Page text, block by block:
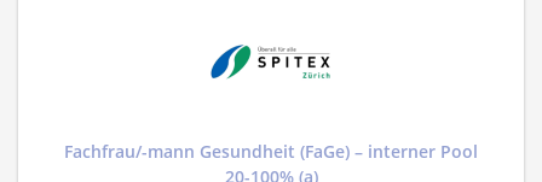
Fachfrau/-mann Gesundheit (FaGe) – interner Pool
20-100% (a)